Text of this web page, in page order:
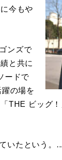
今もや
ンズで
と共に
ードで
の場を
THE ビッグ
いたという。...